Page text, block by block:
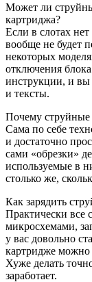
Может ли
картриджа?
Если в слотах
вообще не будет
некоторых
отключения
инструкции, и вы
и тексты.
Почему
Сама по себе
и достаточно
сами «обрезки»
используемые в
столько же,
Как зарядить
Практически все
микросхемами,
у вас довольно
картридже можно
Хуже делать
заработает.